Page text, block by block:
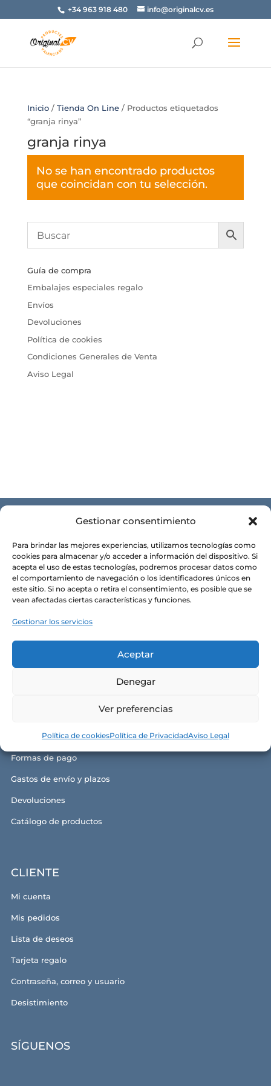
Gestionar consentimiento
Para brindar las mejores experiencias, utilizamos tecnologías como
cookies para almacenar y/o acceder a información del dispositivo. Si
acepta el uso de estas tecnologías, podremos procesar datos como
el comportamiento de navegación o los identificadores únicos en
este sitio. Si no acepta o retira el consentimiento, es posible que se
vean afectadas ciertas características y funciones.
Gestionar los servicios
Aceptar
Denegar
Ver preferencias
Política de cookiesPolítica de PrivacidadAviso Legal
+34 963 918 480 info@originalcv.es
Inicio/ Tienda On Line/ Productos etiquetados
“granja rinya”
granja rinya
No se han encontrado productos
que coincidan con tu selección.
Guía de compra
Embalajes especiales regalo
Envíos
Devoluciones
Política de cookies
Condiciones Generales de Venta
Aviso Legal
Alma y razón de ser
Nuestras tiendas
Contacto
Política de privacidad
Política de cookies
GUÍA DE COMPRA
Condiciones generales de compra
Formas de pago
Gastos de envío y plazos
Devoluciones
Catálogo de productos
CLIENTE
Mi cuenta
Mis pedidos
Lista de deseos
Tarjeta regalo
Contraseña, correo y usuario
Desistimiento
SÍGUENOS